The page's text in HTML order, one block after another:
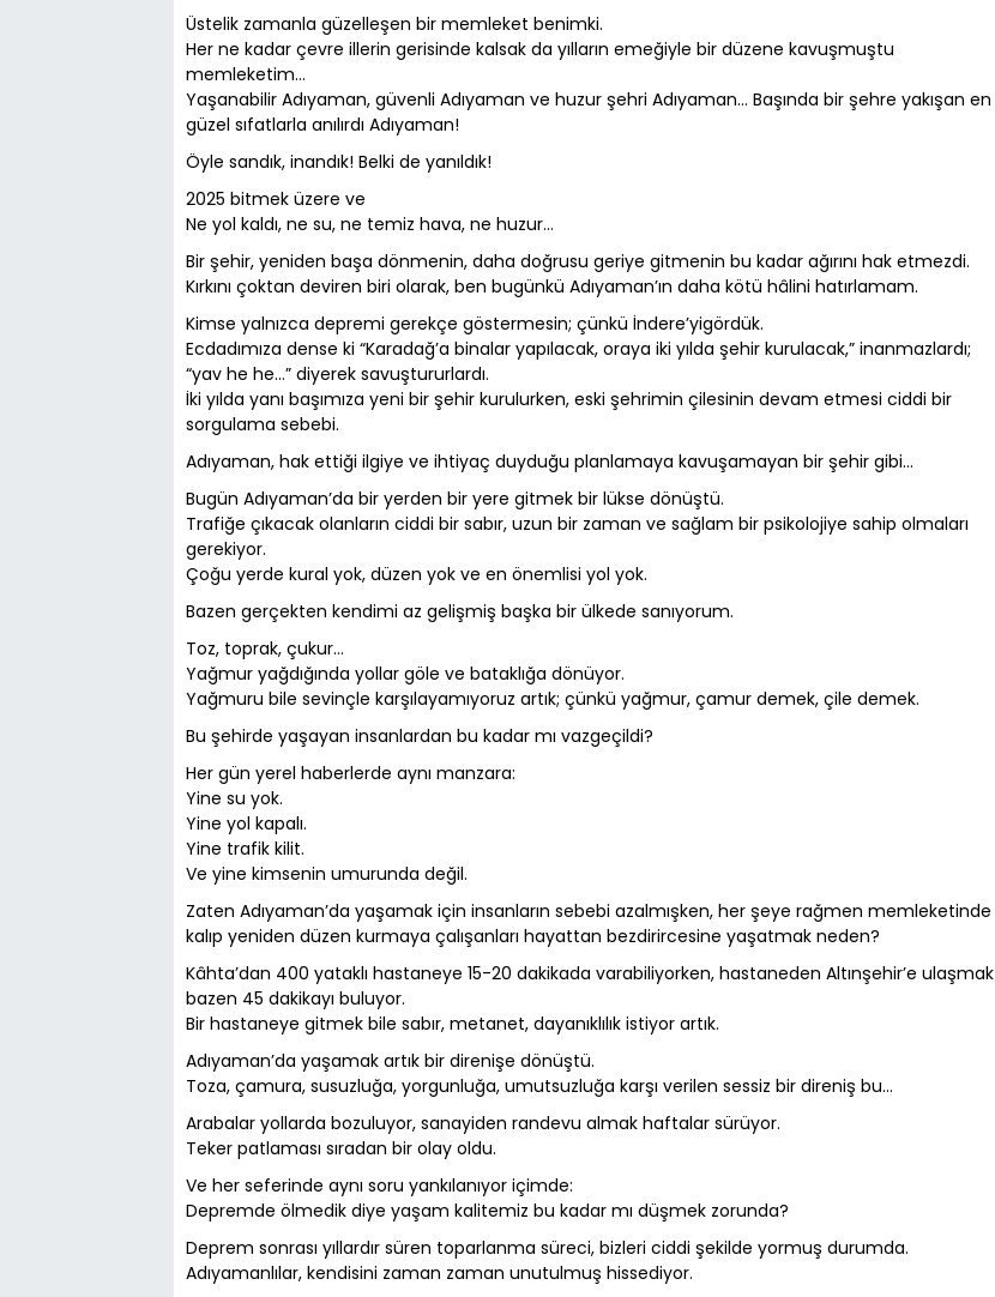
Üstelik zamanla güzelleşen bir memleket benimki.
Her ne kadar çevre illerin gerisinde kalsak da yılların emeğiyle bir düzene kavuşmuştu
memleketim…
Yaşanabilir Adıyaman, güvenli Adıyaman ve huzur şehri Adıyaman… Başında bir şehre yakışan en
güzel sıfatlarla anılırdı Adıyaman!
Öyle sandık, inandık! Belki de yanıldık!
2025 bitmek üzere ve
Ne yol kaldı, ne su, ne temiz hava, ne huzur…
Bir şehir, yeniden başa dönmenin, daha doğrusu geriye gitmenin bu kadar ağırını hak etmezdi.
Kırkını çoktan deviren biri olarak, ben bugünkü Adıyaman’ın daha kötü hâlini hatırlamam.
Kimse yalnızca depremi gerekçe göstermesin; çünkü İndere’yigördük.
Ecdadımıza dense ki “Karadağ’a binalar yapılacak, oraya iki yılda şehir kurulacak,” inanmazlardı;
“yav he he…” diyerek savuştururlardı.
İki yılda yanı başımıza yeni bir şehir kurulurken, eski şehrimin çilesinin devam etmesi ciddi bir
sorgulama sebebi.
Adıyaman, hak ettiği ilgiye ve ihtiyaç duyduğu planlamaya kavuşamayan bir şehir gibi…
Bugün Adıyaman’da bir yerden bir yere gitmek bir lükse dönüştü.
Trafiğe çıkacak olanların ciddi bir sabır, uzun bir zaman ve sağlam bir psikolojiye sahip olmaları
gerekiyor.
Çoğu yerde kural yok, düzen yok ve en önemlisi yol yok.
Bazen gerçekten kendimi az gelişmiş başka bir ülkede sanıyorum.
Toz, toprak, çukur…
Yağmur yağdığında yollar göle ve bataklığa dönüyor.
Yağmuru bile sevinçle karşılayamıyoruz artık; çünkü yağmur, çamur demek, çile demek.
Bu şehirde yaşayan insanlardan bu kadar mı vazgeçildi?
Her gün yerel haberlerde aynı manzara:
Yine su yok.
Yine yol kapalı.
Yine trafik kilit.
Ve yine kimsenin umurunda değil.
Zaten Adıyaman’da yaşamak için insanların sebebi azalmışken, her şeye rağmen memleketinde
kalıp yeniden düzen kurmaya çalışanları hayattan bezdirircesine yaşatmak neden?
Kâhta’dan 400 yataklı hastaneye 15-20 dakikada varabiliyorken, hastaneden Altınşehir’e ulaşmak
bazen 45 dakikayı buluyor.
Bir hastaneye gitmek bile sabır, metanet, dayanıklılık istiyor artık.
Adıyaman’da yaşamak artık bir direnişe dönüştü.
Toza, çamura, susuzluğa, yorgunluğa, umutsuzluğa karşı verilen sessiz bir direniş bu…
Arabalar yollarda bozuluyor, sanayiden randevu almak haftalar sürüyor.
Teker patlaması sıradan bir olay oldu.
Ve her seferinde aynı soru yankılanıyor içimde:
Depremde ölmedik diye yaşam kalitemiz bu kadar mı düşmek zorunda?
Deprem sonrası yıllardır süren toparlanma süreci, bizleri ciddi şekilde yormuş durumda.
Adıyamanlılar, kendisini zaman zaman unutulmuş hissediyor.